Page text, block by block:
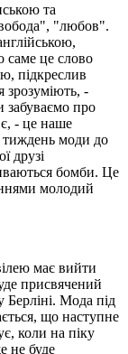
та
"любов".
саме це слово
підкреслив
-
про
- це наше
тиждень моди до
друзі
бомби. Це
молодий
має вийти
присвячений
Берліні. Мода під
що наступне
коли на піку
не буде